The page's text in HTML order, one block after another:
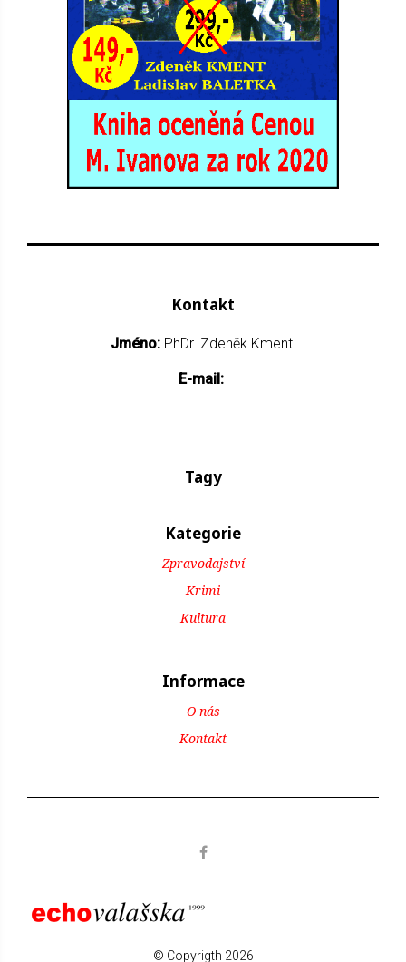
Kontakt
Jméno: PhDr. Zdeněk Kment
E-mail:
Tagy
Kategorie
Zpravodajství
Krimi
Kultura
Informace
O nás
Kontakt
© Copyrigth 2026